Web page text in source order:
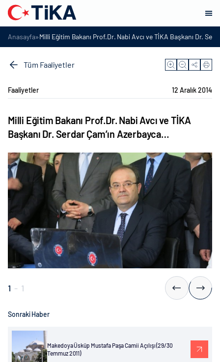
Anasayfa»Milli Eğitim Bakanı Prof.Dr. Nabi Avcı ve TİKA Başkanı Dr.
Tüm Faaliyetler
Faaliyetler 12 Aralık 2014
Milli Eğitim Bakanı Prof.Dr. Nabi Avcı ve TİKA
Başkanı Dr. Serdar Çam’ın Azerbayca…
1 - 1
Sonraki Haber
Makedoya Üsküp Mustafa Paşa Camii Açılışı (29/30
Temmuz 2011)